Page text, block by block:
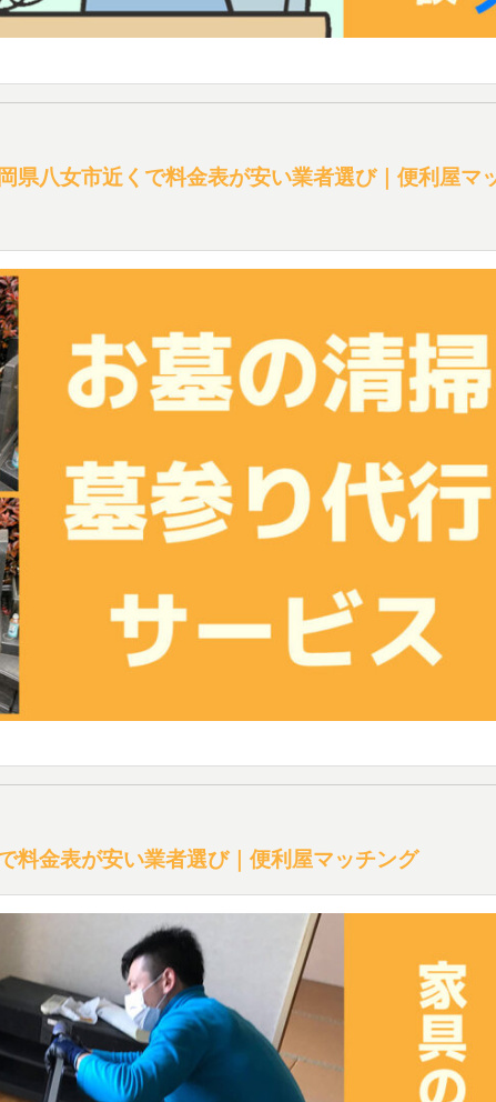
県八女市近くで料金表が安い業者選び｜便利屋マ
料金表が安い業者選び｜便利屋マッチング